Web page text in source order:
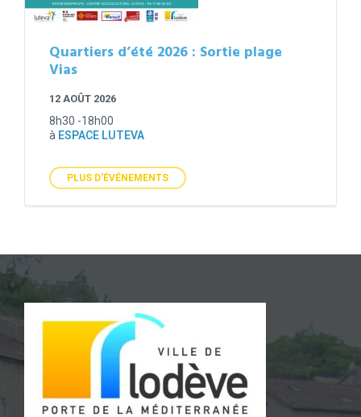
Quartiers d’été 2026 : Sortie plage
Vias
12 AOÛT 2026
8h30 -18h00
à ESPACE LUTEVA
PLUS D'ÉVÉNEMENTS